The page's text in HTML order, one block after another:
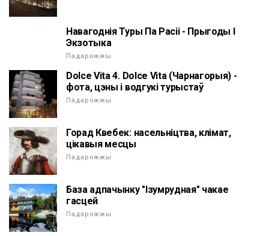
Навагоднія Туры Па Расіі - Прыгоды І
Экзотыка
Падарожжы
Dolce Vita 4. Dolce Vita (Чарнагорыя) -
фота, цэны і водгукі турыстаў
Падарожжы
Горад Квебек: насельніцтва, клімат,
цікавыя месцы
Падарожжы
База адпачынку "Ізумрудная" чакае
гасцей
Падарожжы